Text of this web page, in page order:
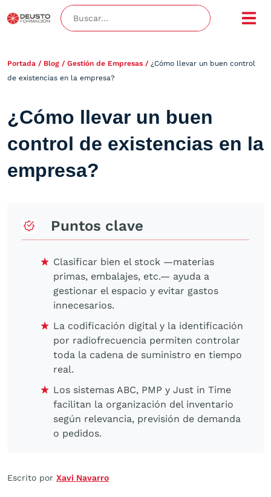
Portada / Blog / Gestión de Empresas / ¿Cómo llevar un buen control
de existencias en la empresa?
¿Cómo llevar un buen
control de existencias en la
empresa?
Puntos clave
Clasificar bien el stock —materias
primas, embalajes, etc.— ayuda a
gestionar el espacio y evitar gastos
innecesarios.
La codificación digital y la identificación
por radiofrecuencia permiten controlar
toda la cadena de suministro en tiempo
real.
Los sistemas ABC, PMP y Just in Time
facilitan la organización del inventario
según relevancia, previsión de demanda
o pedidos.
Escrito por Xavi Navarro